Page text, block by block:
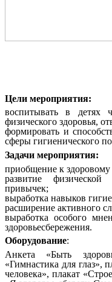
Цели мероприятия:
воспитывать в детях
физического здоровья,
формировать и
сферы гигиенического
Задачи мероприятия:
приобщение к здоровому
развитие
привычек;
выработка навыков
расширение активного
выработка особого
здоровьесбережения.
Оборудование:
Анкета «Быть
«Гимнастика для глаз»,
человека», плакат